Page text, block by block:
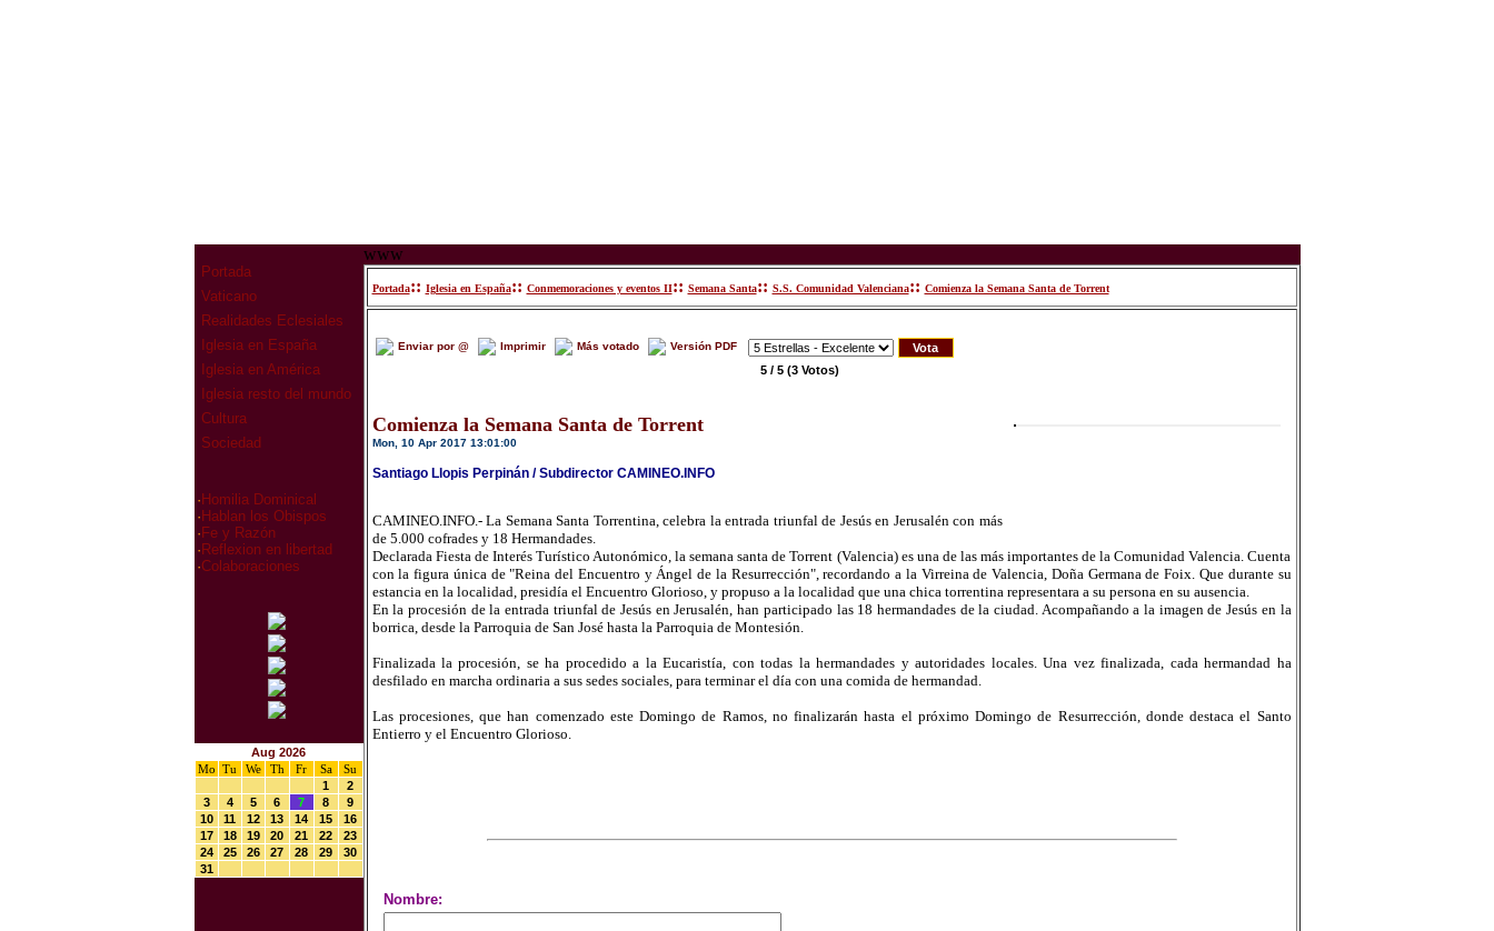
Portada
Vaticano
Realidades Eclesiales
Iglesia en España
Iglesia en América
Iglesia resto del mundo
Cultura
Sociedad
· Homilia Dominical
· Hablan los Obispos
· Fe y Razón
· Reflexion en libertad
·Colaboraciones
Aug 2026
Mo Tu We Th Fr Sa
Su
1
2
3
4 5 6 7 8
9
10
11 12 13 14 15
16
17
18 19 20 21 22
23
24
25 26 27 28 29
30
31
www
Portada:: Iglesia en España:: Conmemoraciones y eventos II:: Semana Santa:: S.S. Comunidad Valenciana:: Comienza la Semana Santa de Torrent
Enviar por @ Imprimir Más votado Versión PDF
5 / 5 (3 Votos)
Comienza la Semana Santa de Torrent
Mon, 10 Apr 2017 13:01:00
Santiago Llopis Perpinán / Subdirector CAMINEO.INFO
CAMINEO.INFO.- La Semana Santa Torrentina, celebra la entrada triunfal de Jesús en Jerusalén con más
de 5.000 cofrades y 18 Hermandades.
Declarada Fiesta de Interés Turístico Autonómico, la semana santa de Torrent (Valencia) es una de las más importantes de la Comunidad Valencia. Cuenta
con la figura única de "Reina del Encuentro y Ángel de la Resurrección", recordando a la Virreina de Valencia, Doña Germana de Foix. Que durante su
estancia en la localidad, presidía el Encuentro Glorioso, y propuso a la localidad que una chica torrentina representara a su persona en su ausencia.
En la procesión de la entrada triunfal de Jesús en Jerusalén, han participado las 18 hermandades de la ciudad. Acompañando a la imagen de Jesús en la
borrica, desde la Parroquia de San José hasta la Parroquia de Montesión.
Finalizada la procesión, se ha procedido a la Eucaristía, con todas la hermandades y autoridades locales. Una vez finalizada, cada hermandad ha
desfilado en marcha ordinaria a sus sedes sociales, para terminar el día con una comida de hermandad.
Las procesiones, que han comenzado este Domingo de Ramos, no finalizarán hasta el próximo Domingo de Resurrección, donde destaca el Santo
Entierro y el Encuentro Glorioso.
Nombre: